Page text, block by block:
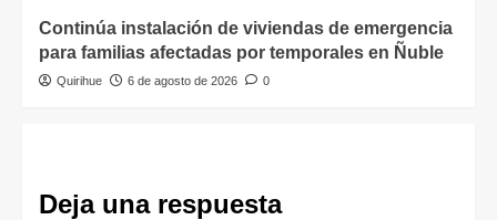
Continúa instalación de viviendas de emergencia
para familias afectadas por temporales en Ñuble
Quirihue 6 de agosto de 2026 0
Deja una respuesta